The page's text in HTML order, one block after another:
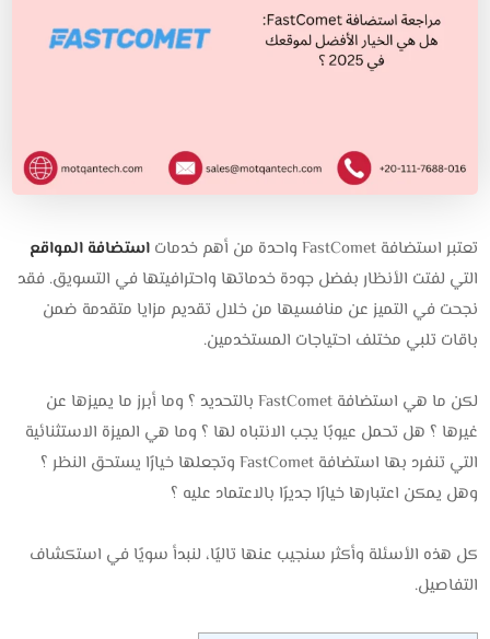
تعتبر استضافة FastComet واحدة من أهم خدمات
استضافة المواقع
التي لفتت الأنظار بفضل جودة خدماتها واحترافيتها في التسويق. فقد
نجحت في التميز عن منافسيها من خلال تقديم مزايا متقدمة ضمن
باقات تلبي مختلف احتياجات المستخدمين.
لكن ما هي استضافة FastComet بالتحديد ؟ وما أبرز ما يميزها عن
غيرها ؟ هل تحمل عيوبًا يجب الانتباه لها ؟ وما هي الميزة الاستثنائية
التي تنفرد بها استضافة FastComet وتجعلها خيارًا يستحق النظر ؟
وهل يمكن اعتبارها خيارًا جديرًا بالاعتماد عليه ؟
كل هذه الأسئلة وأكثر سنجيب عنها تاليًا، لنبدأ سويًا في استكشاف
التفاصيل.